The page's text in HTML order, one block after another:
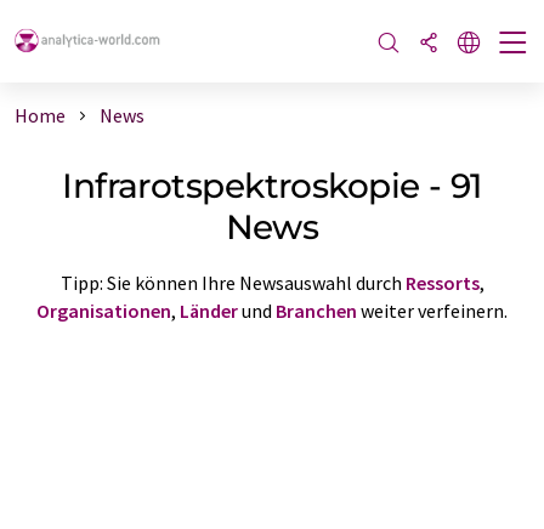
Home News
Infrarotspektroskopie - 91
News
Tipp: Sie können Ihre Newsauswahl durch Ressorts,
Organisationen, Länderund Branchen weiter verfeinern.